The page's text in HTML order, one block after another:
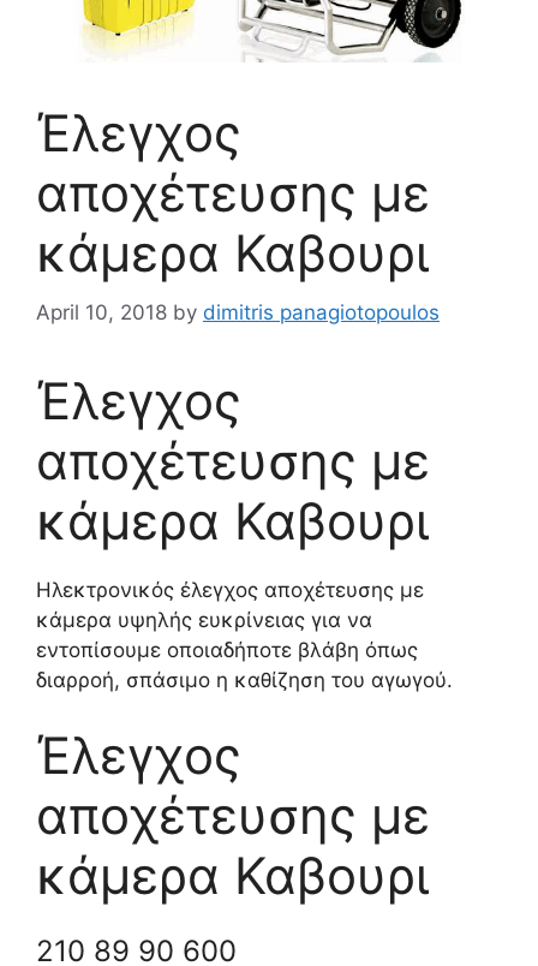
Έλεγχος
αποχέτευσης με
κάμερα Καβουρι
April 10, 2018 by dimitris panagiotopoulos
Έλεγχος
αποχέτευσης με
κάμερα Καβουρι
Ηλεκτρονικός έλεγχος αποχέτευσης με
κάμερα υψηλής ευκρίνειας για να
εντοπίσουμε οποιαδήποτε βλάβη όπως
διαρροή, σπάσιμο η καθίζηση του αγωγού.
Έλεγχος
αποχέτευσης με
κάμερα Καβουρι
210 89 90 600